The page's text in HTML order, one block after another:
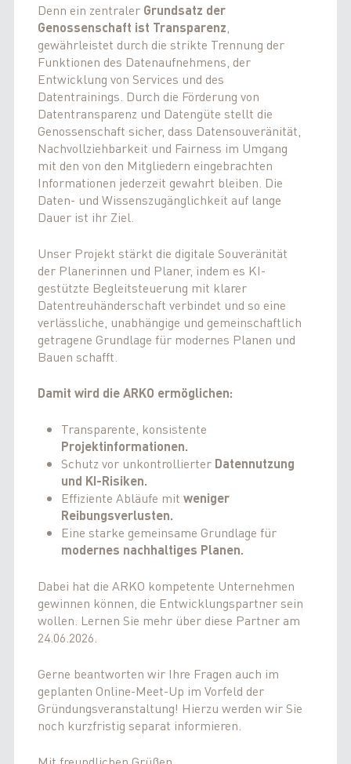
Denn ein zentraler Grundsatz der
Genossenschaft ist Transparenz
gewährleistet durch die strikte Trennung der
Funktionen des Datenaufnehmens, der
Entwicklung von Services und des
Datentrainings. Durch die Förderung von
Datentransparenz und Datengüte stellt die
Genossenschaft sicher, dass Datensouveränität,
Nachvollziehbarkeit und Fairness im Umgang
mit den von den Mitgliedern eingebrachten
Informationen jederzeit gewahrt bleiben. Die
Daten- und Wissenszugänglichkeit auf lange
Dauer ist ihr Ziel.
Unser Projekt stärkt die digitale Souveränität
der Planerinnen und Planer, indem es KI-
gestützte Begleitsteuerung mit klarer
Datentreuhänderschaft verbindet und so eine
verlässliche, unabhängige und gemeinschaftlich
getragene Grundlage für modernes Planen und
Bauen schafft.
Damit wird die ARKO ermöglichen:
Transparente, konsistente
Projektinformationen.
Schutz vor unkontrollierter Datennutzung
und KI-Risiken.
Effiziente Abläufe mit weniger
Reibungsverlusten.
Eine starke gemeinsame Grundlage für
modernes nachhaltiges Planen.
Dabei hat die ARKO kompetente Unternehmen
gewinnen können, die Entwicklungspartner sein
wollen. Lernen Sie mehr über diese Partner am
24.06.2026.
Gerne beantworten wir Ihre Fragen auch im
geplanten Online-Meet-Up im Vorfeld der
Gründungsveranstaltung! Hierzu werden wir Sie
noch kurzfristig separat informieren.